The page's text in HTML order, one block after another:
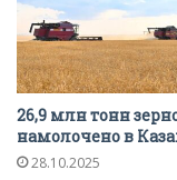
26,9 млн тонн
намолочено в
28.10.2025